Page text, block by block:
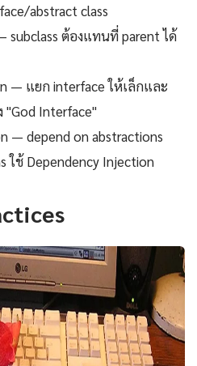
abstract class
subclass ต้องแทนที่ parent ได้
— แยก interface ให้เล็กและ
"God Interface"
— depend on abstractions
ใช้ Dependency Injection